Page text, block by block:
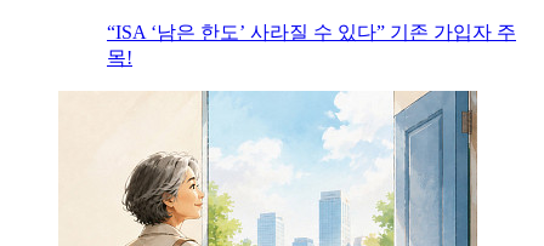
“ISA ‘남은 한도’ 사라질 수 있다” 기존 가입자 주
목!